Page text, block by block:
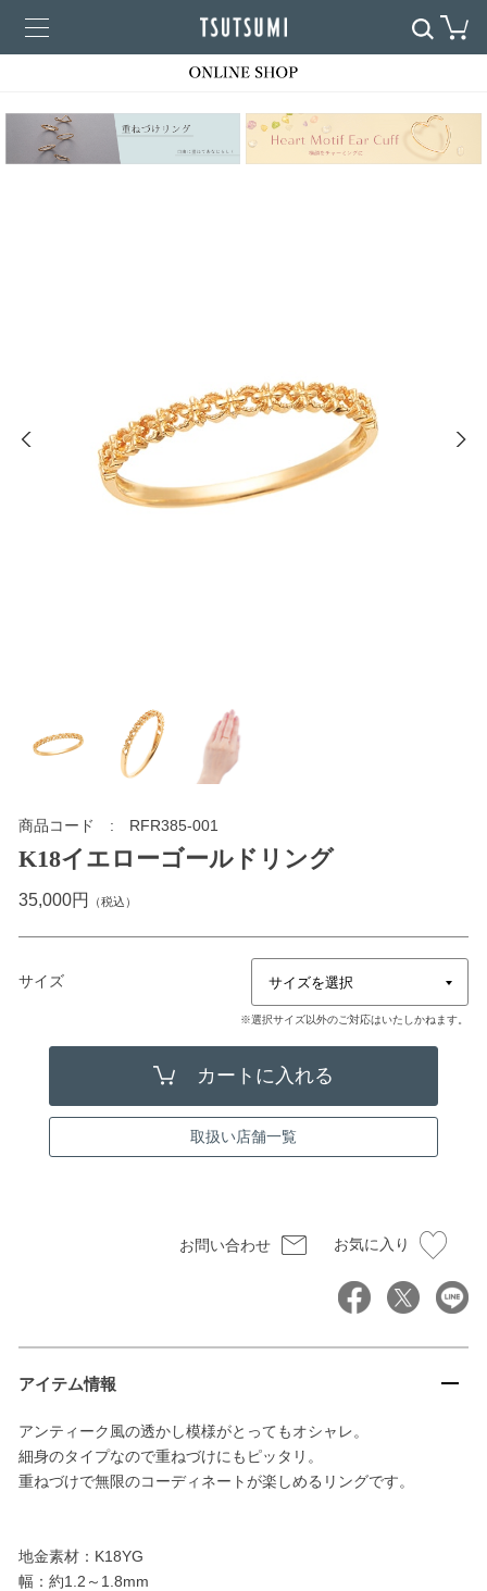
商品コード RFR385-001
K18イエローゴールドリング
35,000円 （税込）
サイズ
※選択サイズ以外のご対応はいたしかねます。
取扱い店舗一覧
お問い合わせ お気に入り
アイテム情報
アンティーク風の透かし模様がとってもオシャレ。
細身のタイプなので重ねづけにもピッタリ。
重ねづけで無限のコーディネートが楽しめるリングです。
地金素材：K18YG
幅：約1.2～1.8mm